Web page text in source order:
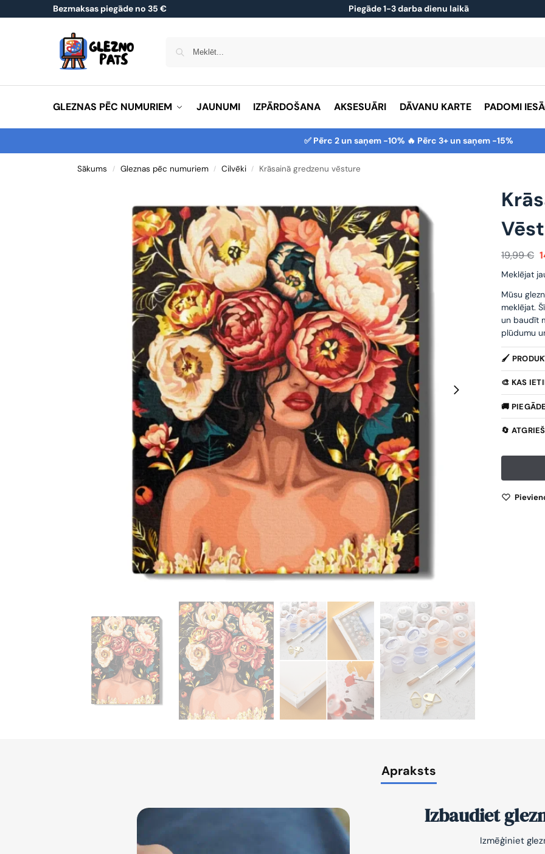
Bezmaksas piegāde no 35 € Piegāde 1-3 darba dienu laikā
GLEZNAS PĒC NUMURIEM JAUNUMI IZPĀRDOŠANA AKSESUĀRI DĀVANU KARTE PADOMI
✅ Pērc 2 un saņem -10% 🔥 Pērc 3+ un saņem -15%
Sākums / Gleznas pēc numuriem / Cilvēki / Krāsainā gredzenu vēsture
19,99€
Meklējat
Mūsu
meklējat.
un baudīt
plūdumu
🖌️
🎨 KAS
🚚
🔄
Apraksts
Izbaudiet
Izmēģiniet